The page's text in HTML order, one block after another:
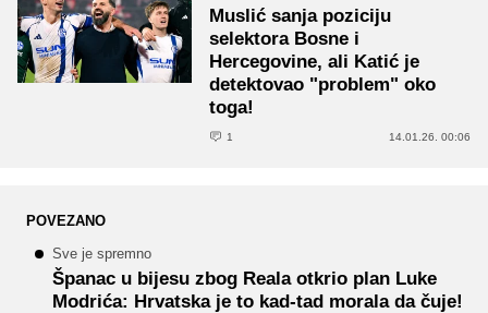
Muslić sanja poziciju
selektora Bosne i
Hercegovine, ali Katić je
detektovao "problem" oko
toga!
1 14.01.26. 00:06
POVEZANO
Sve je spremno
Španac u bijesu zbog Reala otkrio plan Luke
Modrića: Hrvatska je to kad-tad morala da čuje!